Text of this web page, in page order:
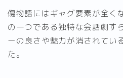
傷物語にはギャグ要素が全く
の一つである独特な会話劇す
ーの良さや魅力が消されてい
た。